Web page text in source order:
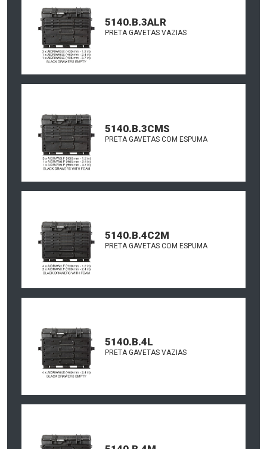
5140.B.3ALR
PRETA GAVETAS VAZIAS
5140.B.3CMS
PRETA GAVETAS COM ESPUMA
5140.B.4C2M
PRETA GAVETAS COM ESPUMA
5140.B.4L
PRETA GAVETAS VAZIAS